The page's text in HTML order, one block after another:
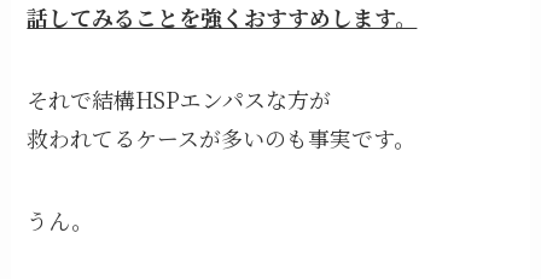
話してみることを強くおすすめします。
それで結構HSPエンパスな方が
救われてるケースが多いのも事実です。
うん。